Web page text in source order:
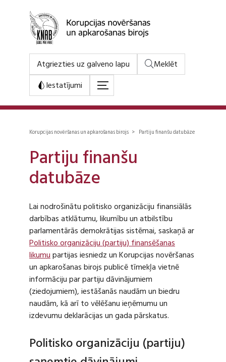
Atgriezties uz galveno lapu
Meklēt
Iestatījumi
Korupcijas novēršanas un apkarošanas birojs > Partiju finanšu datubāze
Partiju finanšu
datubāze
Lai nodrošinātu politisko organizāciju finansiālās
darbības atklātumu, likumību un atbilstību
parlamentārās demokrātijas sistēmai, saskaņā ar
Politisko organizāciju (partiju) finansēšanas
likumupartijas iesniedz un Korupcijas novēršanas
un apkarošanas birojs publicē tīmekļa vietnē
informāciju par partiju dāvinājumiem
(ziedojumiem), iestāšanās naudām un biedru
naudām, kā arī to vēlēšanu ieņēmumu un
izdevumu deklarācijas un gada pārskatus.
Politisko organizāciju (partiju)